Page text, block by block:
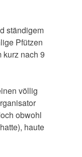
ständigem
Pfützen
kurz nach 9
völlig
obwohl
haute